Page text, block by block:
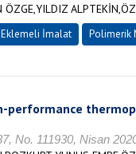
Eklemeli İmalat Polimerik
performance
No. 111930, Nisan